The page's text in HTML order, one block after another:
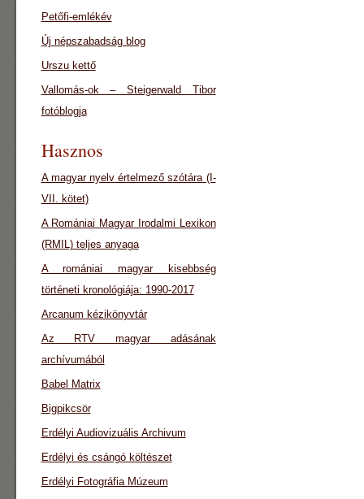
Petőfi-emlékév
Új népszabadság blog
Urszu kettő
Vallomás-ok – Steigerwald Tibor
fotóblogja
Hasznos
A magyar nyelv értelmező szótára (I-
VII. kötet)
A Romániai Magyar Irodalmi Lexikon
(RMIL) teljes anyaga
A romániai magyar kisebbség
történeti kronológiája: 1990-2017
Arcanum kézikönyvtár
Az RTV magyar adásának
archívumából
Babel Matrix
Bigpikcsör
Erdélyi Audiovizuális Archivum
Erdélyi és csángó költészet
Erdélyi Fotográfia Múzeum